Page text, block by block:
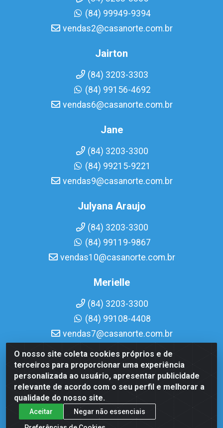
O nosso site coleta cookies próprios e de
terceiros para proporcionar uma experiência
personalizada ao usuário, apresentar publicidade
relevante de acordo com o seu perfil e melhorar a
qualidade do nosso site.
Aceitar
Negar não essenciais
(84) 99949-9394
vendas2@casanorte.com.br
Jairton
(84) 3203-3303
(84) 99156-4692
vendas6@casanorte.com.br
Jane
(84) 3203-3300
(84) 99215-9221
vendas9@casanorte.com.br
Julyana Araujo
(84) 3203-3300
(84) 99119-9867
vendas10@casanorte.com.br
Merielle
(84) 3203-3300
(84) 99108-4408
vendas7@casanorte.com.br
Casa Norte LTDA - Av. Interventor Mário Câmara, 1815 -
Dix-Sept Rosado, Natal/RN - CEP 59054-600 - CNPJ
08.713.513/0001-51